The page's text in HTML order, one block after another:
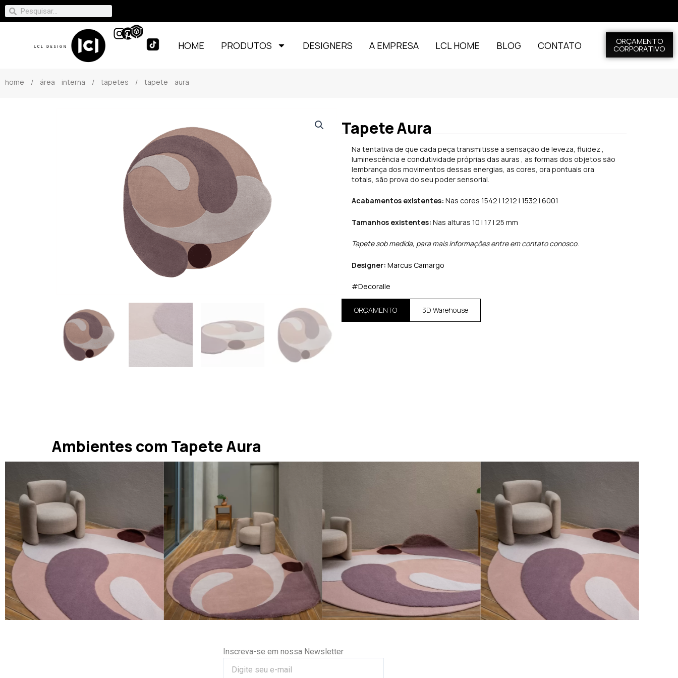
HOME PRODUTOS DESIGNERS A EMPRESA LCL HOME BLOG CONTATO ORÇAMENTO
CORPORATIVO
home / área interna / tapetes / tapete aura
Tapete Aura
Na tentativa de que cada peça transmitisse a sensação de leveza, fluidez ,
luminescência e condutividade próprias das auras , as formas dos objetos são
lembrança dos movimentos dessas energias, as cores, ora pontuais ora
totais, são prova do seu poder sensorial.
Acabamentos existentes:Nas cores 1542 | 1212 | 1532 | 6001
Tamanhos existentes:Nas alturas 10 | 17 | 25 mm
Tapete sob medida, para mais informações entre em contato conosco.
Designer: Marcus Camargo
#Decoralle
ORÇAMENTO 3D Warehouse
Ambientes com Tapete Aura
Inscreva-se em nossa Newsletter